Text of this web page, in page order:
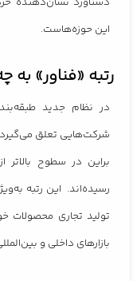
این حوزه‌هاست.
رتبه «فناور»
در نظام جدید
شرکت‌هایی تعلق می‌گیرد
براین در سطوح بالاتر
رسیده‌اند. این رتبه
تولید تجاری محصولات
بازارهای داخلی و